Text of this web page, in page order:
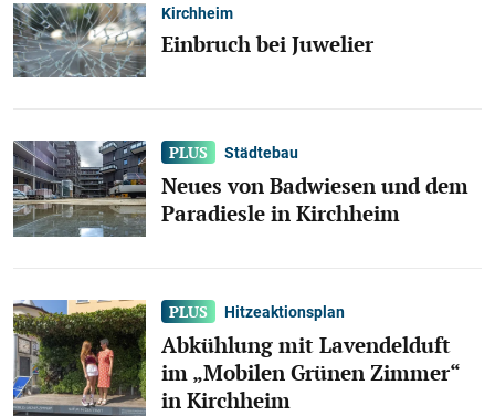
Kirchheim
Einbruch bei Juwelier
Städtebau
Neues von Badwiesen und dem
Paradiesle in Kirchheim
Hitzeaktionsplan
Abkühlung mit Lavendelduft
im „Mobilen Grünen Zimmer“
in Kirchheim